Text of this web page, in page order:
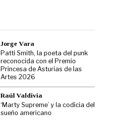
Jorge Vara
Patti Smith, la poeta del punk
reconocida con el Premio
Princesa de Asturias de las
Artes 2026
Raúl Valdivia
‘Marty Supreme’ y la codicia del
sueño americano